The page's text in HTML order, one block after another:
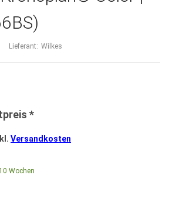
Lieferant: Wilkes
Versandkosten
Wochen